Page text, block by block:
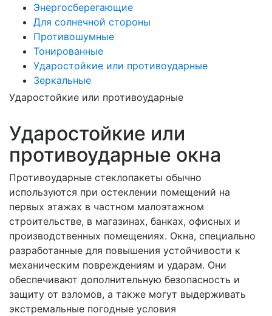
Энергосберегающие
Для солнечной стороны
Противошумные
Тонированные
Ударостойкие или противоударные
Зеркальные
Ударостойкие или противоударные
Ударостойкие или
противоударные окна
Противоударные стеклопакеты обычно
используются при остеклении помещений на
первых этажах в частном малоэтажном
строительстве, в магазинах, банках, офисных и
производственных помещениях. Окна, специально
разработанные для повышения устойчивости к
механическим повреждениям и ударам. Они
обеспечивают дополнительную безопасность и
защиту от взломов, а также могут выдерживать
экстремальные погодные условия